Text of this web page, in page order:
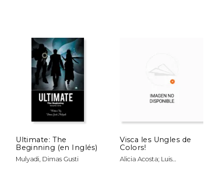
15%
dcto. $ 14.21
6%
dcto.
Ultimate: The
Beginning (en Inglés)
Mulyadi, Dimas Gusti
Visca les Ungles de
Colors!
Alicia Acosta; Luis